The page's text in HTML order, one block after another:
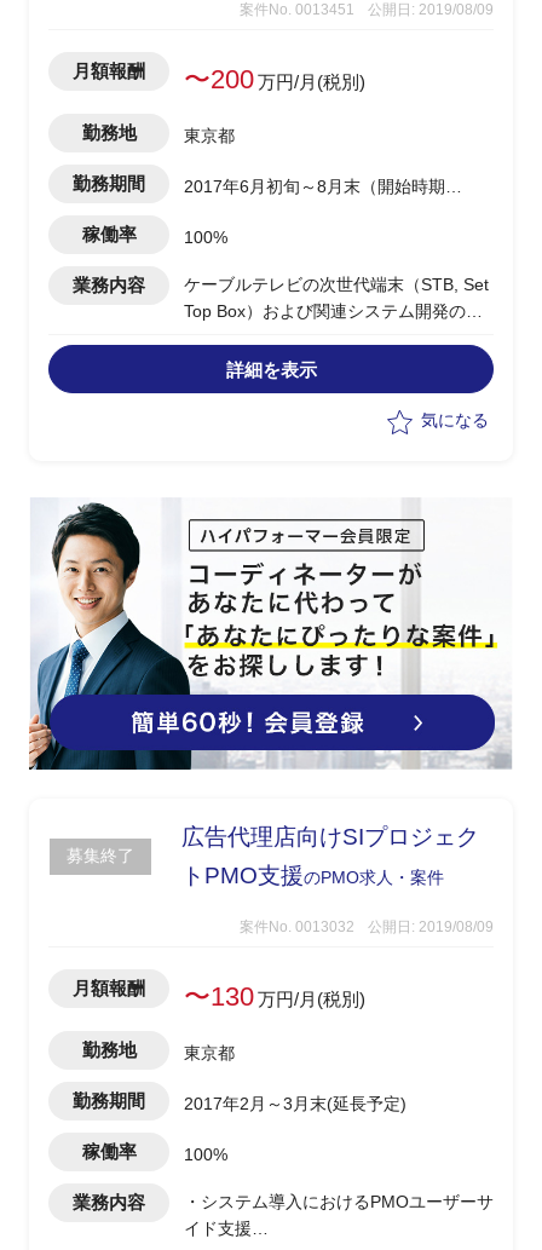
案件No. 0013451 公開日: 2019/08/09
月額報酬 〜200万円/月(税別)
勤務地 東京都
勤務期間
2017年6月初旬～8月末（開始時期は
稼働率 100%
業務内容
ケーブルテレビの次世代端末（STB, Set
Top Box）および関連システム開発の企
詳細を表示
気になる
募集終了
広告代理店向けSIプロジェク
トPMO支援のPMO求人・案件
案件No. 0013032 公開日: 2019/08/09
月額報酬 〜130万円/月(税別)
勤務地 東京都
勤務期間 2017年2月～3月末(延長予定)
稼働率 100%
業務内容
・システム導入におけるPMOユーザーサ
イド支援